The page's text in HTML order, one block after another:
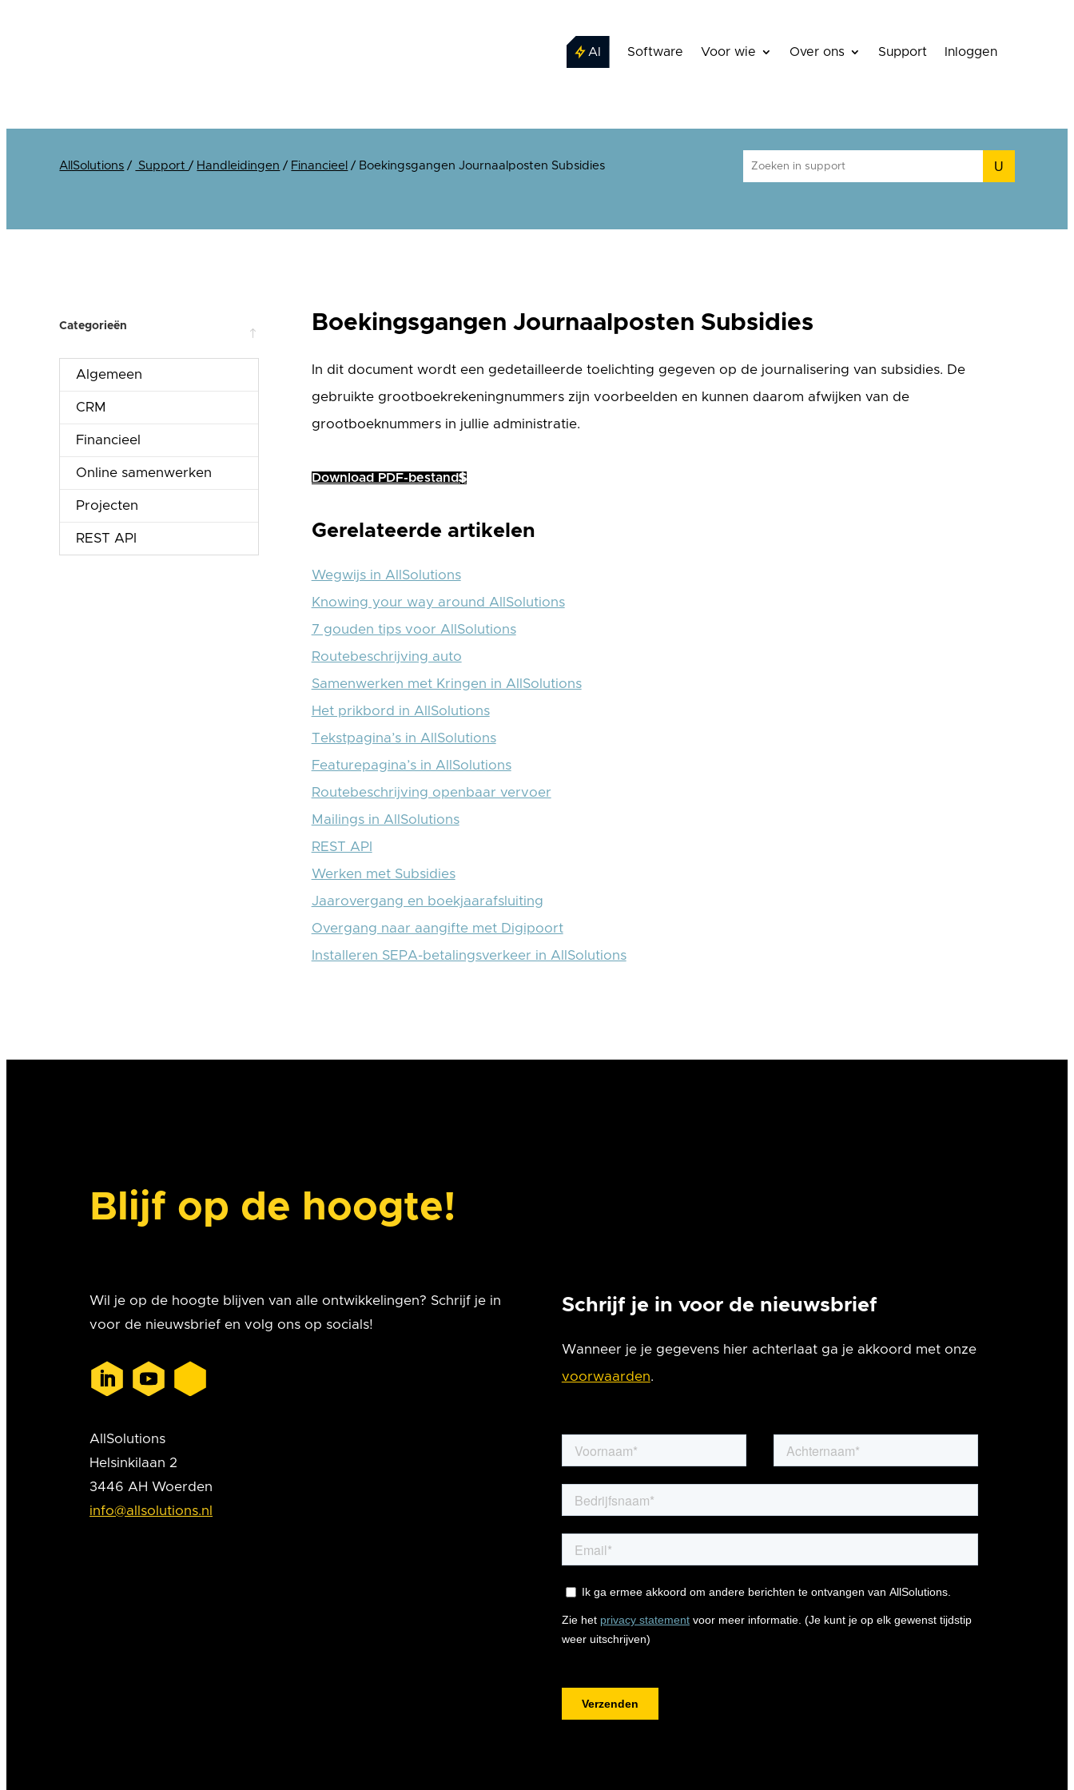
AI Software Voor wie Over ons Support Inloggen
AllSolutions / Support/ Handleidingen / Financieel / Boekingsgangen Journaalposten Subsidies U
Categorieën
Algemeen
CRM
Financieel
Online samenwerken
Projecten
REST API
Boekingsgangen Journaalposten Subsidies
In dit document wordt een gedetailleerde toelichting gegeven op de journalisering van subsidies. De
gebruikte grootboekrekeningnummers zijn voorbeelden en kunnen daarom afwijken van de
grootboeknummers in jullie administratie.
Download PDF-bestand
Gerelateerde artikelen
Wegwijs in AllSolutions
Knowing your way around AllSolutions
7 gouden tips voor AllSolutions
Routebeschrijving auto
Samenwerken met Kringen in AllSolutions
Het prikbord in AllSolutions
Tekstpagina’s in AllSolutions
Featurepagina’s in AllSolutions
Routebeschrijving openbaar vervoer
Mailings in AllSolutions
REST API
Werken met Subsidies
Jaarovergang en boekjaarafsluiting
Overgang naar aangifte met Digipoort
Installeren SEPA-betalingsverkeer in AllSolutions
Blijf op de hoogte!
Wil je op de hoogte blijven van alle ontwikkelingen? Schrijf je in
voor de nieuwsbrief en volg ons op socials!
AllSolutions
Helsinkilaan 2
3446 AH Woerden
info@allsolutions.nl
Schrijf je in voor de nieuwsbrief
Wanneer je je gegevens hier achterlaat ga je akkoord met onze
voorwaarden.